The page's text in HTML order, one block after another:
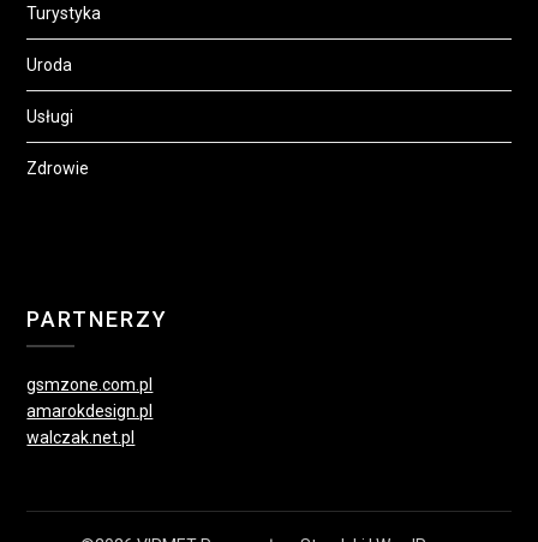
Turystyka
Uroda
Usługi
Zdrowie
PARTNERZY
gsmzone.com.pl
amarokdesign.pl
walczak.net.pl